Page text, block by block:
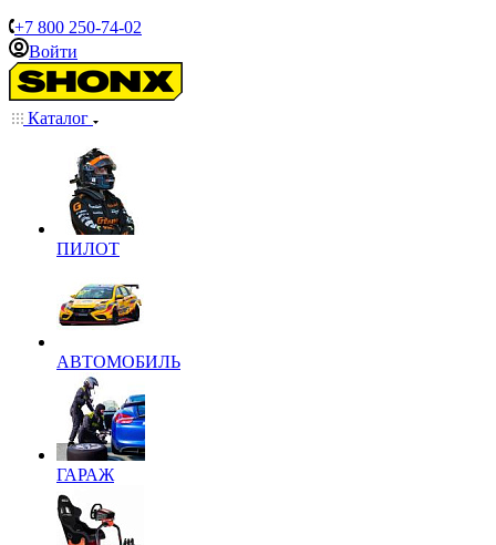
+7 800 250-74-02
Войти
Каталог
ПИЛОТ
АВТОМОБИЛЬ
ГАРАЖ